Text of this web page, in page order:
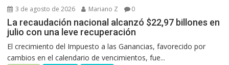
3 de agosto de 2026 Mariano Z 0
La recaudación nacional alcanzó $22,97 billones en
julio con una leve recuperación
El crecimiento del Impuesto a las Ganancias, favorecido por
cambios en el calendario de vencimientos, fue...